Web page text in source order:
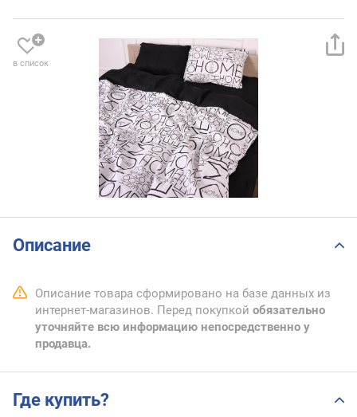
в список
Описание
Описание товара сформировано на базе данных из
интернет-магазинов. Перед покупкой обязательно
уточняйте всю информацию непосредственно у
продавца.
Где купить?